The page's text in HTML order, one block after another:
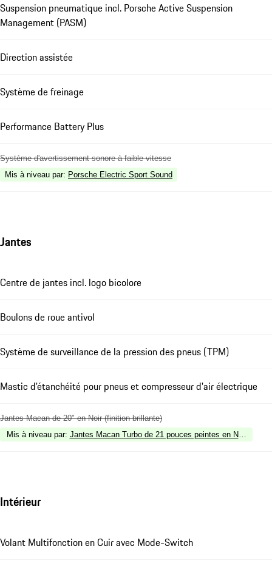
Suspension pneumatique incl. Porsche Active Suspension
Management (PASM)
Direction assistée
Système de freinage
Performance Battery Plus
Système d'avertissement sonore à faible vitesse
Mis à niveau par: Porsche Electric Sport Sound
Jantes
Centre de jantes incl. logo bicolore
Boulons de roue antivol
Système de surveillance de la pression des pneus (TPM)
Mastic d'étanchéité pour pneus et compresseur d'air électrique
Jantes Macan de 20" en Noir (finition brillante)
Mis à niveau par: Jantes Macan Turbo de 21 pouces peintes en Noir
Intérieur
Volant Multifonction en Cuir avec Mode-Switch